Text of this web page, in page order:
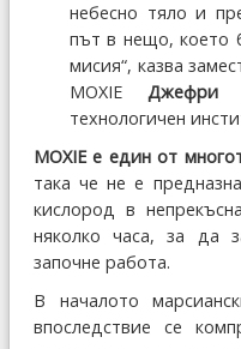
небесно тяло и
път в нещо, което
мисия“, казва
MOXIE Джефри
технологичен
MOXIE е един от
така че не е
кислород в
няколко часа, за да
започне работа.
В началото
впоследствие се